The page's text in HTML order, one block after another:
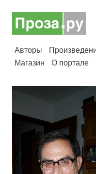
Авторы
Магазин
О портале